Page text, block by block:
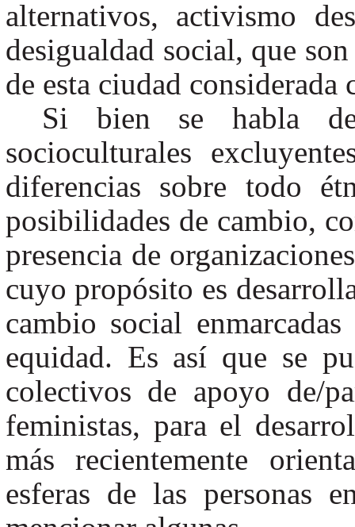
alternativos, activismo
desigualdad social, que
de esta ciudad
Si bien se habla
socioculturales
diferencias sobre todo
posibilidades de cambio,
presencia de
cuyo propósito es
cambio social
equidad. Es así que se
colectivos de apoyo de/
feministas, para el
más recientemente
esferas de las personas